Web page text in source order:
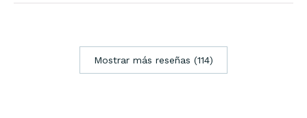
Mostrar más reseñas (114)